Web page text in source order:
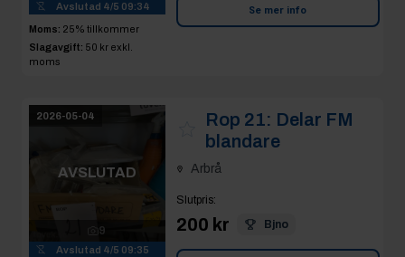
Avslutad 4/5 09:34
Moms: 25% tillkommer
Slagavgift: 50 kr exkl.
moms
Se mer info
2026-05-04
AVSLUTAD
9
Avslutad 4/5 09:35
Rop 21: Delar FM
blandare
Arbrå
Slutpris:
200 kr Bjno